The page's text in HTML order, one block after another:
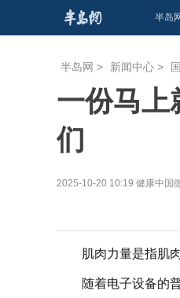
半岛
半岛网 > 新闻中心 >
一份马上
们
2025-10-20 10:19 健康中国
肌肉力量是指肌
随着电子设备的